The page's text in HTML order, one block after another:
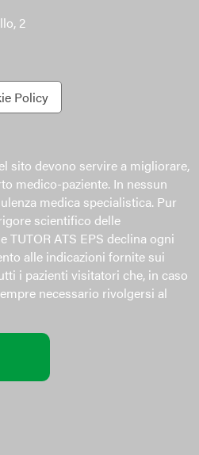
2
Policy
sito devono servire a migliorare,
medico-paziente. In nessun
medica specialistica. Pur
scientifico delle
TUTOR ATS EPS declina ogni
alle indicazioni fornite sui
i pazienti visitatori che, in caso
necessario rivolgersi al